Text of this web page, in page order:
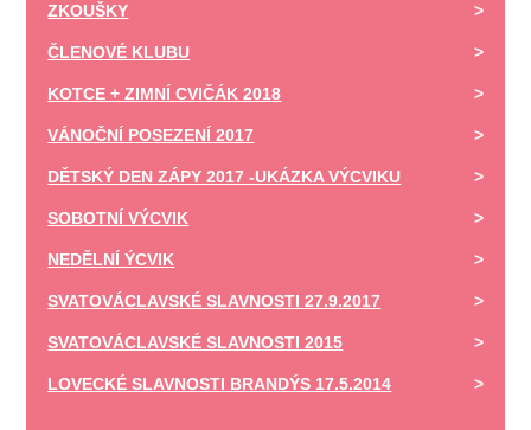
ZKOUŠKY
ČLENOVÉ KLUBU
KOTCE + ZIMNÍ CVIČÁK 2018
VÁNOČNÍ POSEZENÍ 2017
DĚTSKÝ DEN ZÁPY 2017 -UKÁZKA VÝCVIKU
SOBOTNÍ VÝCVIK
NEDĚLNÍ ÝCVIK
SVATOVÁCLAVSKÉ SLAVNOSTI 27.9.2017
SVATOVÁCLAVSKÉ SLAVNOSTI 2015
LOVECKÉ SLAVNOSTI BRANDÝS 17.5.2014